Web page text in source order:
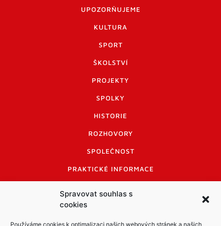
Spravovat souhlas s
cookies
Používáme cookies k optimalizaci našich webových stránek a našich
UPOZORŇUJEME
KULTURA
SPORT
ŠKOLSTVÍ
PROJEKTY
SPOLKY
HISTORIE
ROZHOVORY
SPOLEČNOST
PRAKTICKÉ INFORMACE
INFORMACE A KODEX DISKUTUJÍCÍCH
LOGO A LOGO MANUÁL